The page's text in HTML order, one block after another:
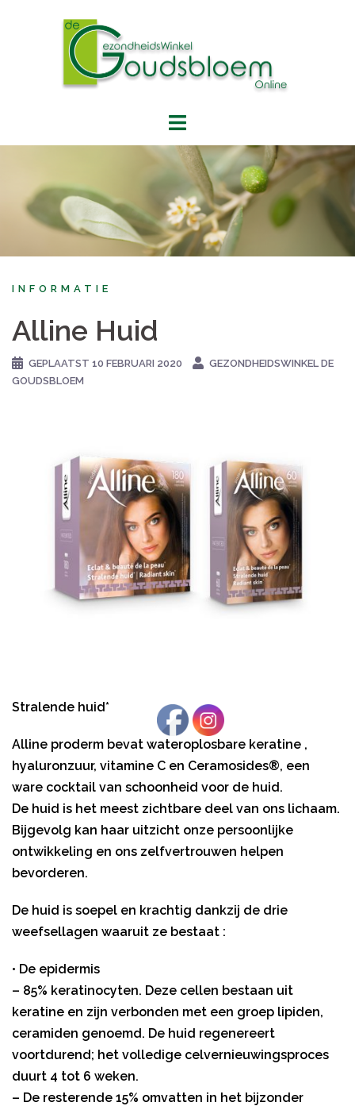
INFORMATIE
Alline Huid
GEPLAATST 10 FEBRUARI 2020
GEZONDHEIDSWINKEL DE
GOUDSBLOEM
Stralende huid*
Alline proderm bevat wateroplosbare keratine ,
hyaluronzuur, vitamine C en Ceramosides®, een
ware cocktail van schoonheid voor de huid.
De huid is het meest zichtbare deel van ons lichaam.
Bijgevolg kan haar uitzicht onze persoonlijke
ontwikkeling en ons zelfvertrouwen helpen
bevorderen.
De huid is soepel en krachtig dankzij de drie
weefsellagen waaruit ze bestaat :
• De epidermis
– 85% keratinocyten. Deze cellen bestaan uit
keratine en zijn verbonden met een groep lipiden,
ceramiden genoemd. De huid regenereert
voortdurend; het volledige celvernieuwingsproces
duurt 4 tot 6 weken.
– De resterende 15% omvatten in het bijzonder